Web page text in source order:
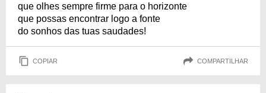
que olhes sempre firme para o horizonte
que possas encontrar logo a fonte
do sonhos das tuas saudades!
COPIAR COMPARTILHAR